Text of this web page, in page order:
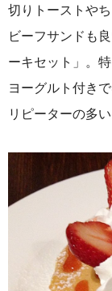
切りトーストや
ビーフサンドも
ーキセット」。
ヨーグルト付き
リピーターの多